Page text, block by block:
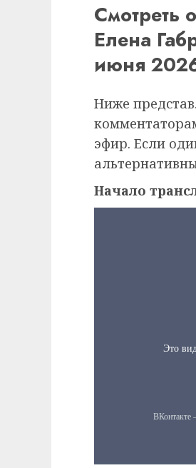
Смотреть
Елена
июня
Ниже
эфир. Если
Начало